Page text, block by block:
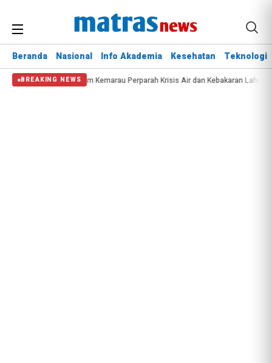
Beranda Nasional Info Akademia Kesehatan Teknologi
BREAKING NEWS
PBB Musim Kemarau Perparah Krisis Air dan Kebakaran Lahan di